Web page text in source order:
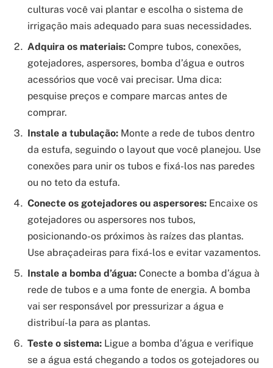
culturas você vai plantar e escolha o sistema de
irrigação mais adequado para suas necessidades.
Adquira os materiais: Compre tubos, conexões,
gotejadores, aspersores, bomba d’água e outros
acessórios que você vai precisar. Uma dica:
pesquise preços e compare marcas antes de
comprar.
Instale a tubulação: Monte a rede de tubos dentro
da estufa, seguindo o layout que você planejou. Use
conexões para unir os tubos e fixá-los nas paredes
ou no teto da estufa.
Conecte os gotejadores ou aspersores: Encaixe os
gotejadores ou aspersores nos tubos,
posicionando-os próximos às raízes das plantas.
Use abraçadeiras para fixá-los e evitar vazamentos.
Instale a bomba d’água: Conecte a bomba d’água à
rede de tubos e a uma fonte de energia. A bomba
vai ser responsável por pressurizar a água e
distribuí-la para as plantas.
Teste o sistema: Ligue a bomba d’água e verifique
se a água está chegando a todos os gotejadores ou